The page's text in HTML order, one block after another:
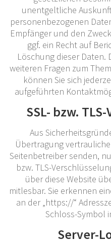
unentgeltliche
personenbezogenen
Empfänger und den
ggf. ein Recht auf
Löschung dieser Daten.
weiteren Fragen zum
können Sie sich
aufgeführten
SSL- bzw.
Aus
Übertragung
Seitenbetreiber senden,
bzw. TLS-
über diese Website
mitlesbar. Sie erkennen
an der „https://“
Schloss-Symbol
Server-